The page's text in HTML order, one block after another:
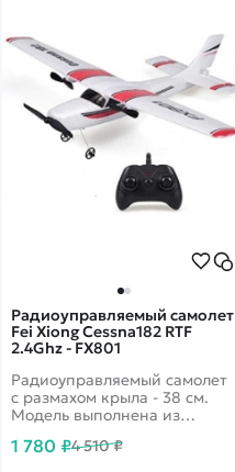
Радиоуправляемый самолет
Fei Xiong Cessna182 RTF
2.4Ghz - FX801
Радиоуправляемый самолет
с размахом крыла - 38 см.
Модель выполнена из
EPP. Длительность игры
1 780 ₽4 510 ₽